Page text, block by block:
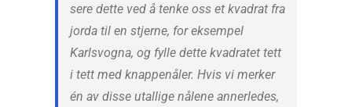
sere dette ved å tenke oss et kvadrat fra
jorda til en stjerne, for eksempel
Karlsvogna, og fylle dette kvadratet tett
i tett med knappenåler. Hvis vi merker
én av disse utallige nålene annerledes,